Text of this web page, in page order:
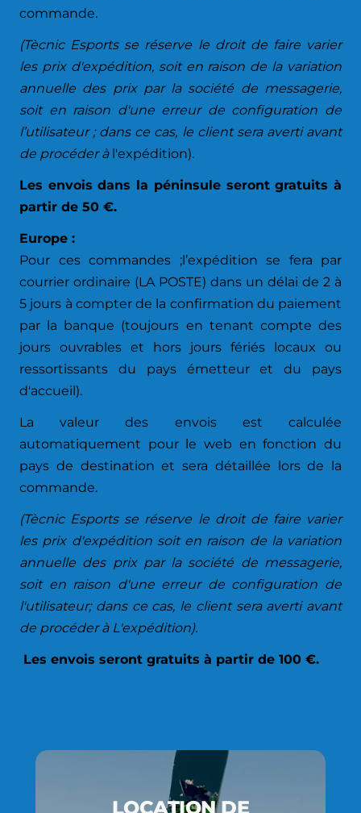
commande.
(Tècnic Esports se réserve le droit de faire varier
les prix d'expédition, soit en raison de la variation
annuelle des prix par la société de messagerie,
soit en raison d'une erreur de configuration de
l’utilisateur ; dans ce cas, le client sera averti avant
de procéder àl'expédition).
Les envois dans la péninsule seront gratuits à
partir de 50 €.
Europe :
Pour ces commandes ;l’expédition se fera par
courrier ordinaire (LA POSTE) dans un délai de 2 à
5 jours à compter de la confirmation du paiement
par la banque (toujours en tenant compte des
jours ouvrables et hors jours fériés locaux ou
ressortissants du pays émetteur et du pays
d'accueil).
La valeur des envois est calculée
automatiquement pour le web en fonction du
pays de destination et sera détaillée lors de la
commande.
(Tècnic Esports se réserve le droit de faire varier
les prix d'expédition soit en raison de la variation
annuelle des prix par la société de messagerie,
soit en raison d'une erreur de configuration de
l'utilisateur; dans ce cas, le client sera averti avant
de procéder à L'expédition).
Les envois seront gratuits à partir de 100 €.
LOCATION DE